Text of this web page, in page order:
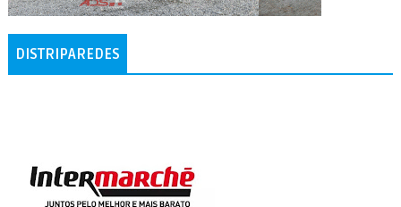
DISTRIPAREDES